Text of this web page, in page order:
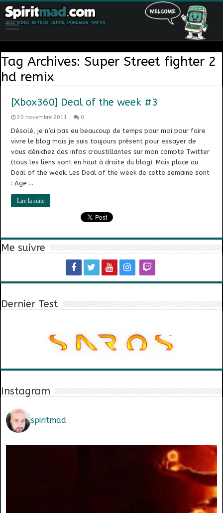
Tag Archives: Super Street fighter 2
hd remix
[Xbox360] Deal of the week #3
30 novembre 2011 0
Désolé, je n’ai pas eu beaucoup de temps pour moi pour faire
vivre le blog mais je suis toujours présent pour essayer de
vous dénichez des infos croustillantes sur mon compte Twitter
(tous les liens sont en haut à droite du blog). Mais place au
Deal of the week. Les Deal of the week de cette semaine sont
: Age …
Lire la suite
Me suivre
Dernier Test
Instagram
spiritmad